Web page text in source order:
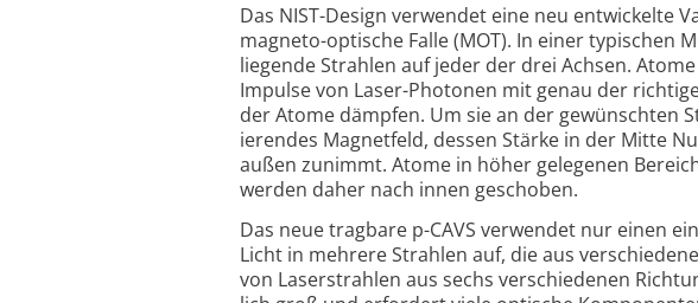
Das NIST-Design verwendet eine neu entwickelte
magneto-optische Falle (MOT). In einer typischen
liegende Strahlen auf jeder der drei Achsen.
Impulse von Laser-Photonen mit genau der
der Atome dämpfen. Um sie an der gewünsch­ten
ierendes Magnetfeld, dessen Stärke in der Mitte
außen zunimmt. Atome in höher gele­genen
werden daher nach innen geschoben.
Das neue tragbare p-CAVS verwendet nur einen
Licht in mehrere Strahlen auf, die aus
von Laser­strah­len aus sechs verschiedenen